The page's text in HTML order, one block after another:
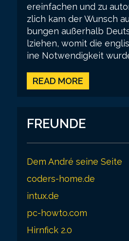
ereinfachen und zu
zlich kam der Wunsch
bungen außerhalb
lziehen, womit die
ine Notwendigkeit
READ MORE
FREUNDE
Dem André seine Seite
coders-home.de
intux.de
pc-howto.com
Hirnfick 2.0